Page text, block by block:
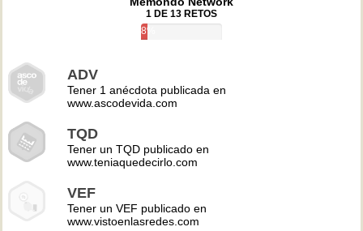
1 DE 13 RETOS
8%
ADV
Tener 1 anécdota publicada en
www.ascodevida.com
TQD
Tener un TQD publicado en
www.teniaquedecirlo.com
VEF
Tener un VEF publicado en
www.vistoenlasredes.com